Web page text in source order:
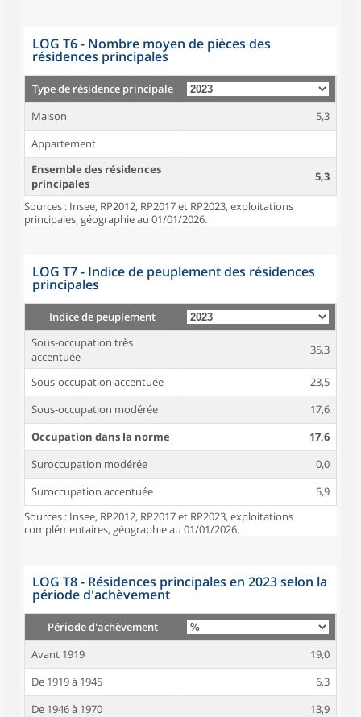
LOG T6 - Nombre moyen de pièces des
résidences principales
Type de résidence principale
Maison
5,3
Appartement
Ensemble des résidences
principales
5,3
Sources : Insee, RP2012, RP2017 et RP2023, exploitations
principales, géographie au 01/01/2026.
LOG T7 - Indice de peuplement des résidences
principales
Indice de peuplement
Sous-occupation très
accentuée
35,3
Sous-occupation accentuée
23,5
Sous-occupation modérée
17,6
Occupation dans la norme
17,6
Suroccupation modérée
0,0
Suroccupation accentuée
5,9
Sources : Insee, RP2012, RP2017 et RP2023, exploitations
complémentaires, géographie au 01/01/2026.
LOG T8 - Résidences principales en 2023 selon la
période d'achèvement
Période d'achèvement
Avant 1919
19,0
De 1919 à 1945
6,3
De 1946 à 1970
13,9